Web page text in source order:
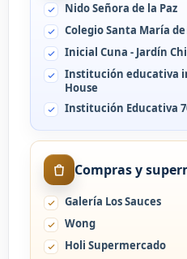
Nido Señora de la Paz
Colegio Santa María
Inicial Cuna - Jardín
Institución educativa
House
Institución Educativa
Compras y
Galería Los Sauces
Wong
Holi Supermercado